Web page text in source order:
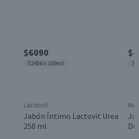
$6090
$2436 x 100ml
Lactovit
Jabón Íntimo Lactovit Urea
250 ml